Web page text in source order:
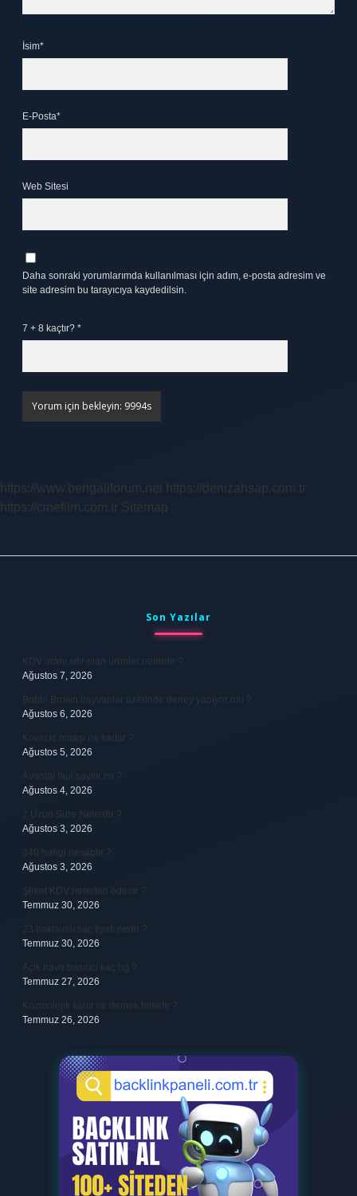
İsim*
E-Posta*
Web Sitesi
Daha sonraki yorumlarımda kullanılması için adım, e-posta adresim ve
site adresim bu tarayıcıya kaydedilsin.
7 + 8 kaçtır? *
https://www.bengaliforum.net https://denizahsap.com.tr
https://cinefilm.com.tr Sitemap
Son Yazılar
KDV oranı sıfır olan ürünler nelerdir ?
Ağustos 7, 2026
Bobbi Brown hayvanlar üzerinde deney yapıyor mu ?
Ağustos 6, 2026
Kovacic maaşı ne kadar ?
Ağustos 5, 2026
Avantaj faul sayılır mı ?
Ağustos 4, 2026
7 Uzun Sure Nelerdir ?
Ağustos 3, 2026
340 hangi hesaptır ?
Ağustos 3, 2026
Şirket KDV nereden ödenir ?
Temmuz 30, 2026
23 baklavalı sac fiyatı nedir ?
Temmuz 30, 2026
Açık hava basıncı kaç hg ?
Temmuz 27, 2026
Kozmolojik kanıt ne demek felsefe ?
Temmuz 26, 2026